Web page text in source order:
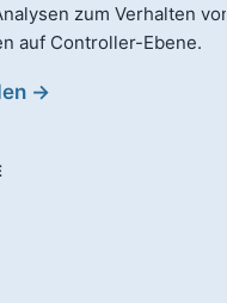
zum Verhalten
auf Controller-Ebene.
→